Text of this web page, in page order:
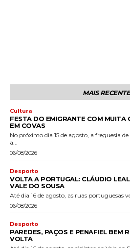
MAIS
Cultura
FESTA DO EMIGRANTE COM MUITA
EM COVAS
No próximo dia 15 de agosto, a freguesia
a...
06/08/2026
Desporto
VOLTA A PORTUGAL: CLÁUDIO
VALE DO SOUSA
Até dia 16 de agosto, as ruas portuguesas
06/08/2026
Desporto
PAREDES, PAÇOS E PENAFIEL BEM
VOLTA